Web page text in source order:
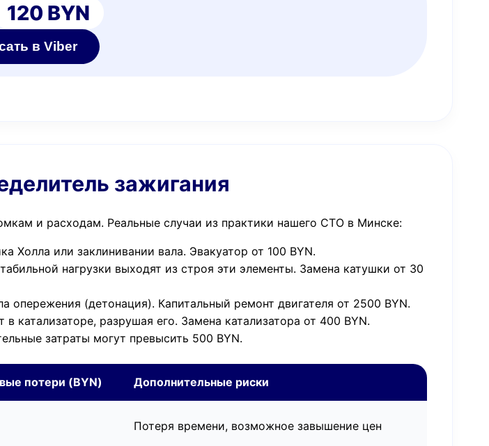
120 BYN
в Viber
зажигания
и расходам. Реальные случаи из практики нашего СТО в Минске:
Холла или заклинивании вала. Эвакуатор от 100 BYN.
нагрузки выходят из строя эти элементы. Замена катушки от 30
опережения (детонация). Капитальный ремонт двигателя от 2500 BYN.
катализаторе, разрушая его. Замена катализатора от 400 BYN.
затраты могут превысить 500 BYN.
потери (BYN) Дополнительные риски
Потеря времени, возможное завышение цен